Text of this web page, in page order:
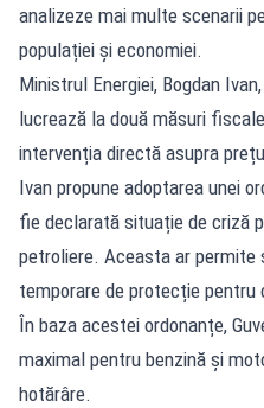
analizeze mai multe scenarii
populației și economiei.
Ministrul Energiei, Bogdan
lucrează la două măsuri
intervenția directă asupra
Ivan propune adoptarea unei
fie declarată situație de criză
petroliere. Aceasta ar
temporare de protecție pentru
În baza acestei ordonanțe,
maximal pentru benzină și
hotărâre.